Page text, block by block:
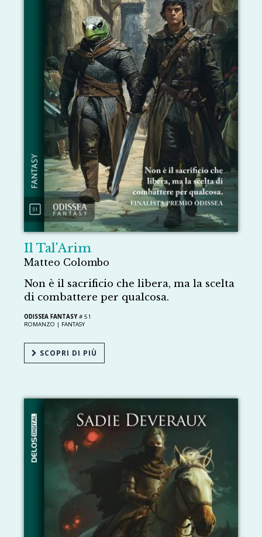
Il Tal'Arim
Matteo Colombo
Non è il sacrificio che libera, ma la scelta
di combattere per qualcosa.
ODISSEA FANTASY# 51
ROMANZO | FANTASY
SCOPRI DI PIÙ